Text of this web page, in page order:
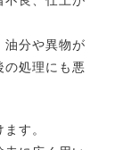
油分や異物が
処理にも悪
す。